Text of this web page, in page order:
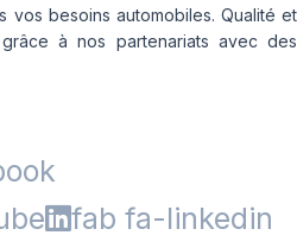
vos besoins automobiles. Qualité et
à nos partenariats avec des
fab fa-linkedin